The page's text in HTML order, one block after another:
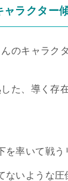
ャラクター
のキャラク
た、導く存
を率いて戦う
ないような